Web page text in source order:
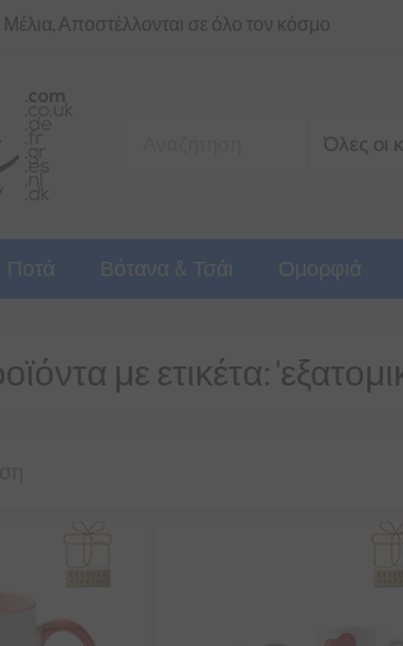
Αποστέλλονται σε όλο τον κόσμο
Ποτά Βότανα & Τσάι Ομορφιά
με ετικέτα: